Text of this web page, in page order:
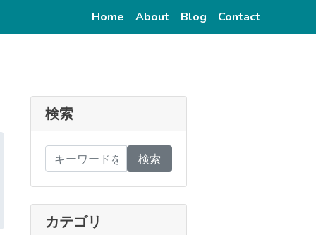
Home (current)
About (current)
Blog (current)
Contact
検索
検索
カテゴリ